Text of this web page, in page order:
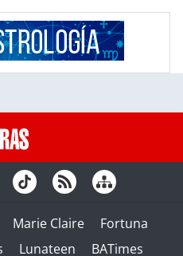
Marie Claire
Fortuna
Lunateen BATimes